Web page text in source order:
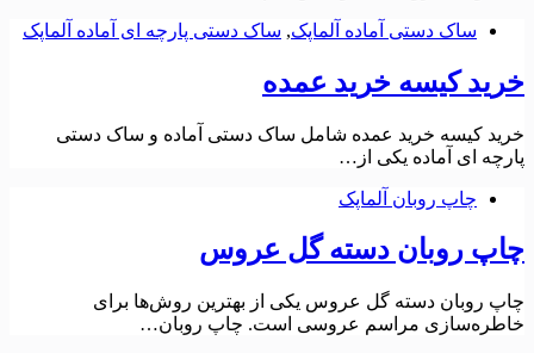
ساک دستی آماده آلماپک, ساک دستی پارچه ای آماده آلماپک
خرید کیسه خرید عمده
خرید کیسه خرید عمده شامل ساک دستی آماده و ساک دستی
پارچه ای آماده یکی از…
چاپ روبان آلماپک
چاپ روبان دسته گل عروس
چاپ روبان دسته گل عروس یکی از بهترین روش‌ها برای
خاطره‌سازی مراسم عروسی است. چاپ روبان…